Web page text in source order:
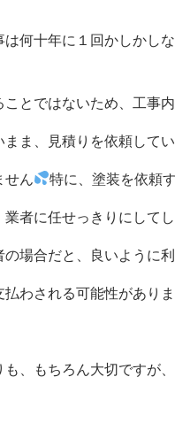
は何十年に１回かしかし
ことではないため、工事
まま、見積りを依頼して
せん 特に、塗装を依頼
者に任せっきりにしてし
の場合だと、良いように
払わされる可能性があり
も、もちろん大切ですが